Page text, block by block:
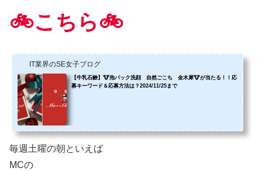
🚲こちら🚲
IT業界のSE女子ブログ
【牛乳石鹸】🐮泡パック洗顔 自然ごこち 金木犀🐮が当たる！！応
募キーワード＆応募方法は？2024/11/25まで
毎週土曜の朝といえば
MCの